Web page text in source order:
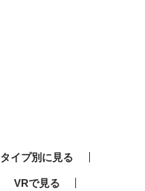
タイプ別に見る
VRで見る